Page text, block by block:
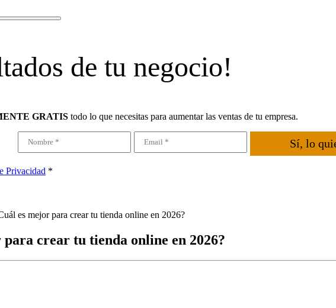
de tu negocio!
GRATIS todo lo que necesitas para aumentar las ventas de tu empresa.
Sí, lo
Privacidad *
es mejor para crear tu tienda online en 2026?
crear tu tienda online en 2026?